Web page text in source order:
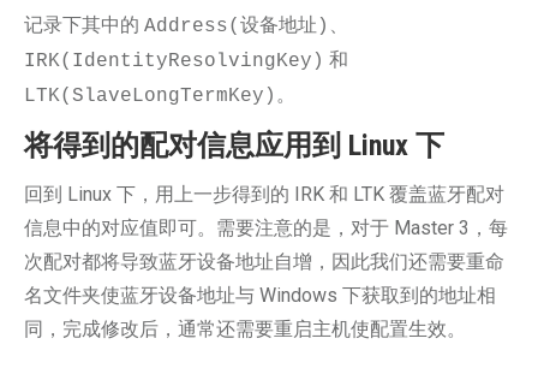
记录下其中的 Address(设备地址) 、
IRK(IdentityResolvingKey) 和
LTK(SlaveLongTermKey) 。
将得到的配对信息应用到 Linux 下
回到 Linux 下，用上一步得到的 IRK 和 LTK 覆盖蓝牙配对
信息中的对应值即可。需要注意的是，对于 Master 3，每
次配对都将导致蓝牙设备地址自增，因此我们还需要重命
名文件夹使蓝牙设备地址与 Windows 下获取到的地址相
同，完成修改后，通常还需要重启主机使配置生效。